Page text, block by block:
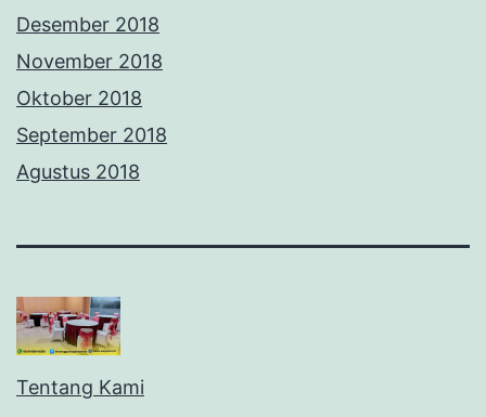
Desember 2018
November 2018
Oktober 2018
September 2018
Agustus 2018
Tentang Kami